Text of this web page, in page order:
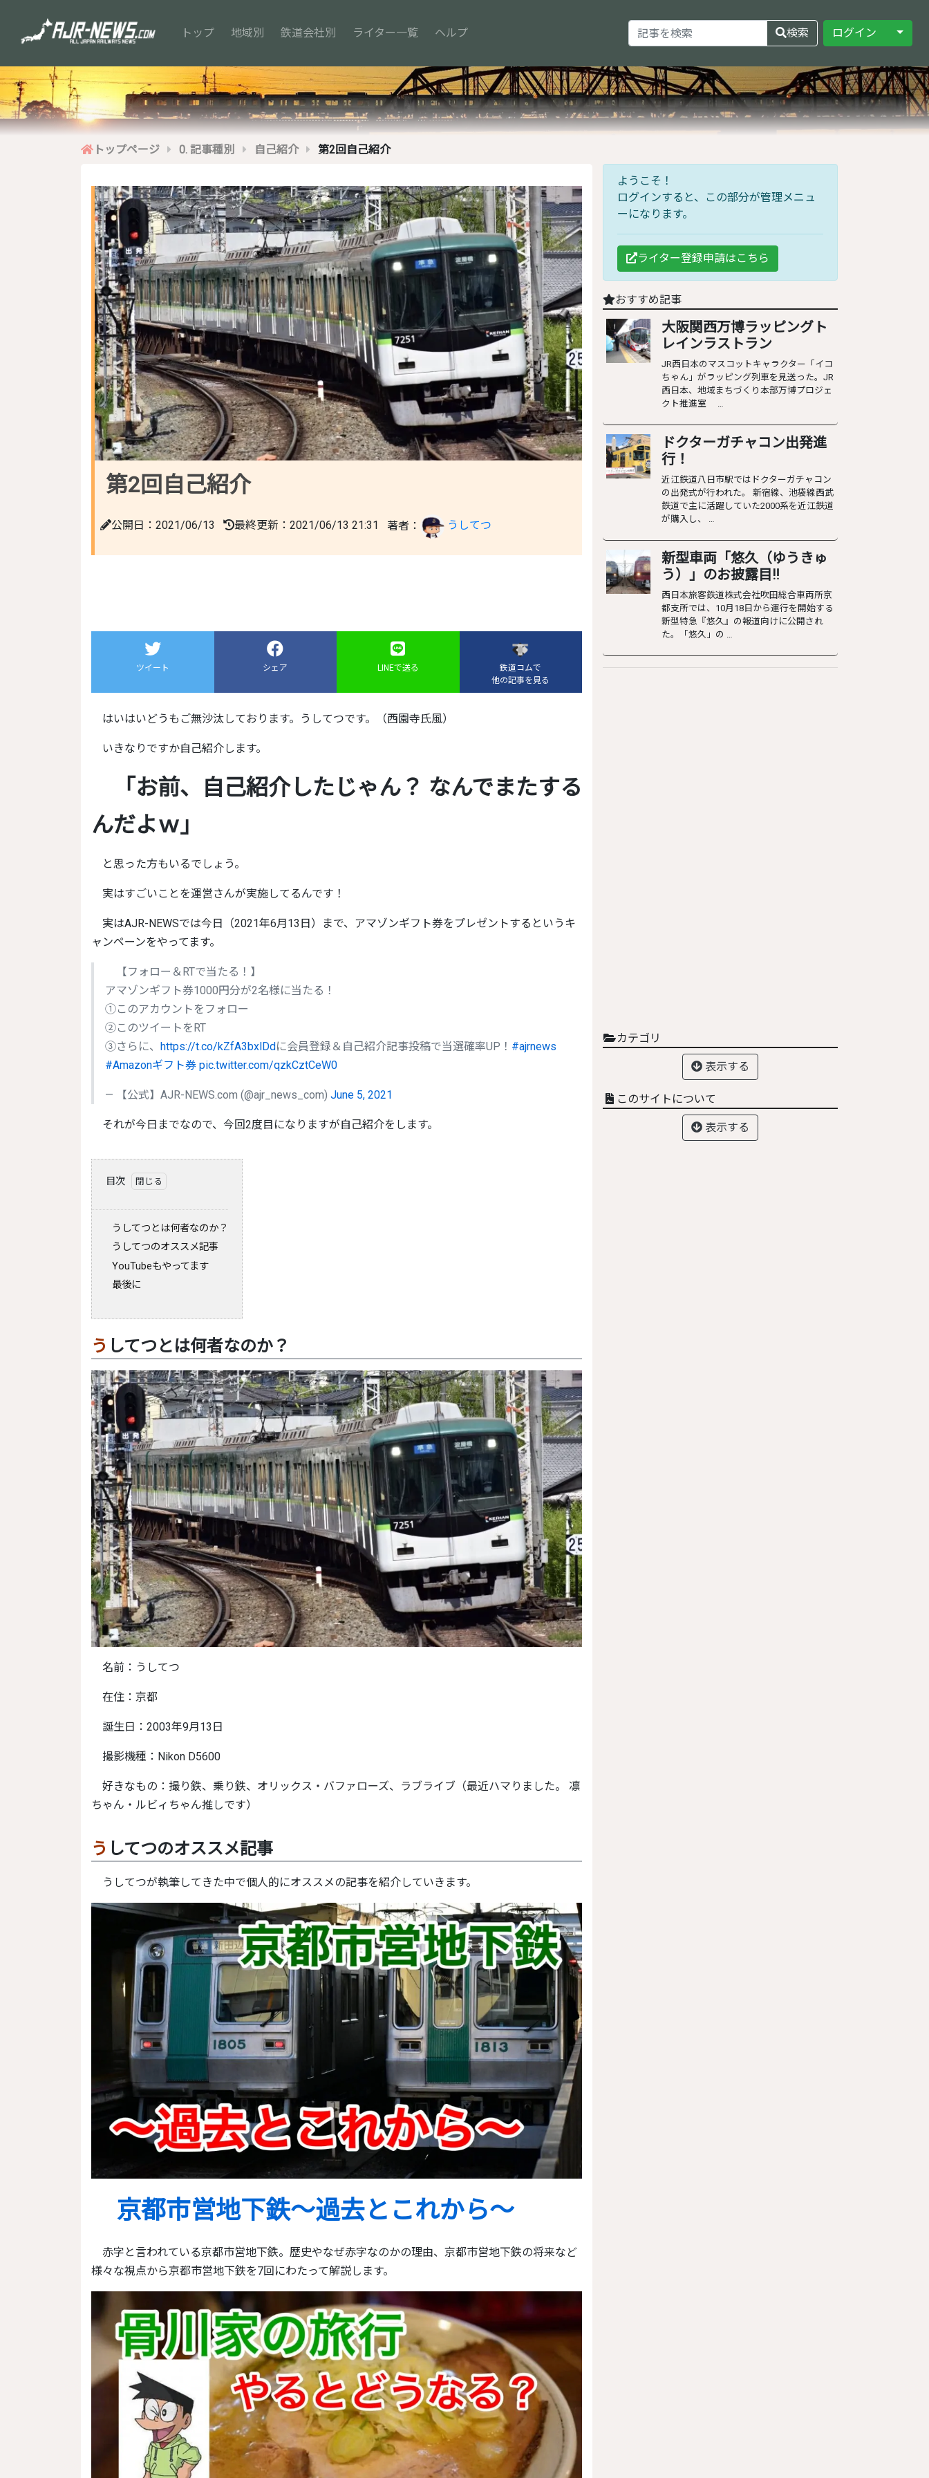
トップ(current)
地域別 鉄道会社別 ライター一覧 ヘルプ 検索 ログイン
トップページ 0. 記事種別 自己紹介 第2回自己紹介
第2回自己紹介
公開日：2021/06/13 最終更新：2021/06/13 21:31 著者： うしてつ
ツイート シェア LINEで送る
鉄道コムで
他の記事を見る
はいはいどうもご無沙汰しております。うしてつです。（西園寺氏風）
いきなりですか自己紹介します。
「お前、自己紹介したじゃん？ なんでまたする
んだよｗ」
と思った方もいるでしょう。
実はすごいことを運営さんが実施してるんです！
実はAJR-NEWSでは今日（2021年6月13日）まで、アマゾンギフト券をプレゼントするというキ
ャンペーンをやってます。
【フォロー＆RTで当たる！】
アマゾンギフト券1000円分が2名様に当たる！
①このアカウントをフォロー
②このツイートをRT
③さらに、
https://t.co/kZfA3bxlDd に会員登録＆自己紹介記事投稿で当選確率UP！ #ajrnews
#Amazonギフト券 pic.twitter.com/qzkCztCeW0
— 【公式】AJR-NEWS.com (@ajr_news_com) June 5, 2021
それが今日までなので、今回2度目になりますが自己紹介をします。
目次
うしてつとは何者なのか？
うしてつのオススメ記事
YouTubeもやってます
最後に
うしてつとは何者なのか？
名前：うしてつ
在住：京都
誕生日：2003年9月13日
撮影機種：Nikon D5600
好きなもの：撮り鉄、乗り鉄、オリックス・バファローズ、ラブライブ（最近ハマりました。 凛
ちゃん・ルビィちゃん推しです）
うしてつのオススメ記事
うしてつが執筆してきた中で個人的にオススメの記事を紹介していきます。
京都市営地下鉄～過去とこれから～
赤字と言われている京都市営地下鉄。歴史やなぜ赤字なのかの理由、京都市営地下鉄の将来など
様々な視点から京都市営地下鉄を7回にわたって解説します。
ようこそ！
ログインすると、この部分が管理メニュ
ーになります。
ライター登録申請はこちら
おすすめ記事
大阪関西万博ラッピングト
レインラストラン
JR西日本のマスコットキャラクター「イコ
ちゃん」がラッピング列車を見送った。JR
西日本、地域まちづくり本部万博プロジェ
クト推進室 …
ドクターガチャコン出発進
行！
近江鉄道八日市駅ではドクターガチャコン
の出発式が行われた。 新宿線、池袋線西武
鉄道で主に活躍していた2000系を近江鉄道
が購入し、 …
新型車両「悠久（ゆうきゅ
う）」のお披露目‼︎
西日本旅客鉄道株式会社吹田総合車両所京
都支所では、10月18日から運行を開始する
新型特急『悠久』の報道向けに公開され
た。「悠久」の …
カテゴリ
表示する
このサイトについて
表示する